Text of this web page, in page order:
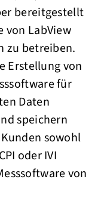
bereitgestellt
LabView
zu betreiben.
Erstellung von
für
Daten
speichern
sowohl
oder IVI
von